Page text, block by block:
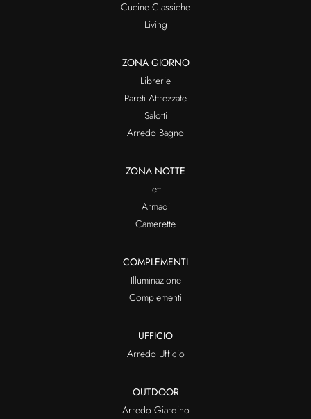
Cucine Classiche
Living
ZONA GIORNO
Librerie
Pareti Attrezzate
Salotti
Arredo Bagno
ZONA NOTTE
Letti
Armadi
Camerette
COMPLEMENTI
Illuminazione
Complementi
UFFICIO
Arredo Ufficio
OUTDOOR
Arredo Giardino